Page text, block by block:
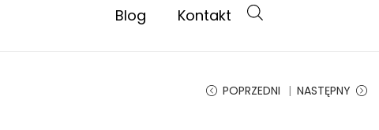
Blog Kontakt
POPRZEDNI NASTĘPNY